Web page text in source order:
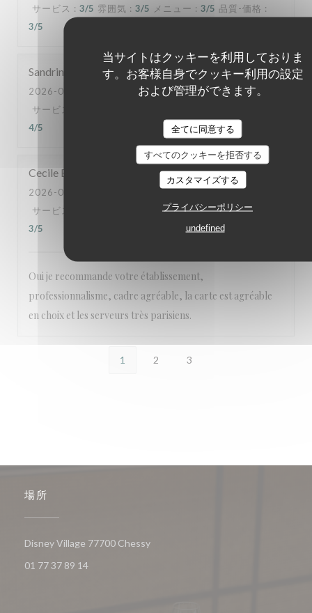
当サイトはクッキーを利用しておりま
す。お客様自身でクッキー利用の設定
および管理ができます。
全てに同意する
すべてのクッキーを拒否する
カスタマイズする
プライバシーポリシー
undefined
サービス : 3/5 雰囲気 : 3/5 メニュー : 3/5 品質-価格 :
3/5
Sandrine
2026-08-06
- 12:00 - ゲスト 2
サービス
4/5
Cecile B
2026-08-03
- 20:00 - ゲスト 12
サービス
メニュー: 4/5 品質-価格
3/5
Oui je recommande votre établissement,
professionnalisme, cadre agréable, la carte est agréable
en choix et les serveurs très parisiens.
1 2 3
場所
Disney Village 77700 Chessy((新しいウィンドウで開きます))
01 77 37 89 14